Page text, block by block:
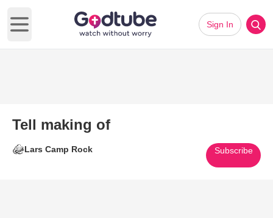
Open main menu
Sign In
Tell making of
Lars Camp Rock Subscribe